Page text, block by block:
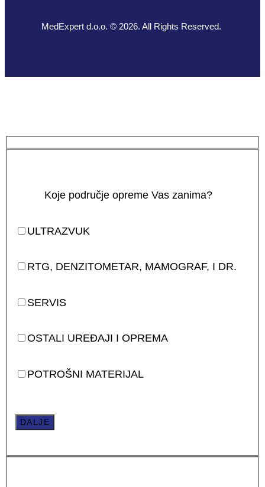
MedExpert d.o.o. © 2026. All Rights Reserved.
Koje područje opreme Vas zanima?
ULTRAZVUK
RTG, DENZITOMETAR, MAMOGRAF, I DR.
SERVIS
OSTALI UREĐAJI I OPREMA
POTROŠNI MATERIJAL
DALJE